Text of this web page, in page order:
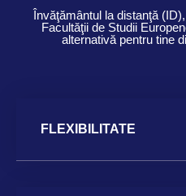
Învăţământul la distanţă
Facultăţii de Studii
alternativă pentru tine
FLEXIBILITATE